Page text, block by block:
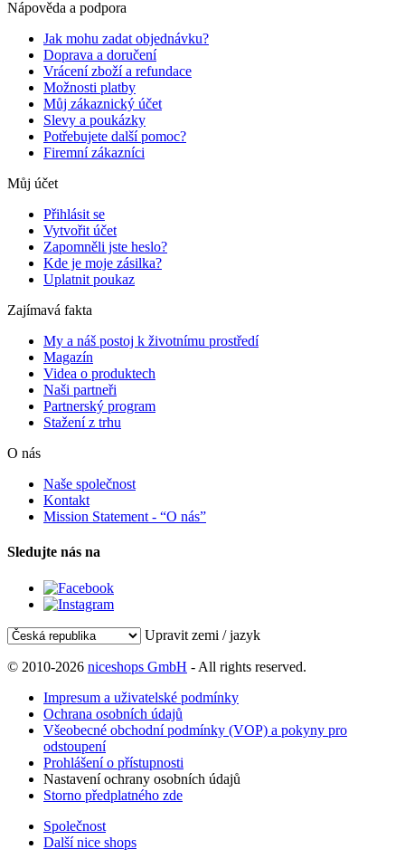
Nápověda a podpora
Jak mohu zadat objednávku?
Doprava a doručení
Vrácení zboží a refundace
Možnosti platby
Můj zákaznický účet
Slevy a poukázky
Potřebujete další pomoc?
Firemní zákazníci
Můj účet
Přihlásit se
Vytvořit účet
Zapomněli jste heslo?
Kde je moje zásilka?
Uplatnit poukaz
Zajímavá fakta
My a náš postoj k životnímu prostředí
Magazín
Videa o produktech
Naši partneři
Partnerský program
Stažení z trhu
O nás
Naše společnost
Kontakt
Mission Statement - “O nás”
Sledujte nás na
Upravit zemi / jazyk
© 2010-2026 niceshops GmbH - All rights reserved.
Impresum a uživatelské podmínky
Ochrana osobních údajů
Všeobecné obchodní podmínky (VOP) a pokyny pro
odstoupení
Prohlášení o přístupnosti
Nastavení ochrany osobních údajů
Storno předplatného zde
Společnost
Další nice shops